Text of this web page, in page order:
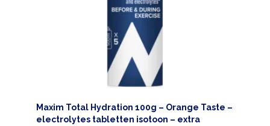
Maxim Total Hydration 100g – Orange Taste –
electrolytes tabletten isotoon – extra